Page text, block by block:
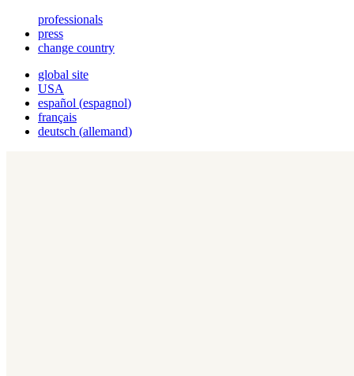
professionals
press
change country
global site
USA
español (espagnol)
français
deutsch (allemand)